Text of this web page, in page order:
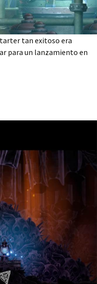
tan exitoso era
para un lanzamiento en